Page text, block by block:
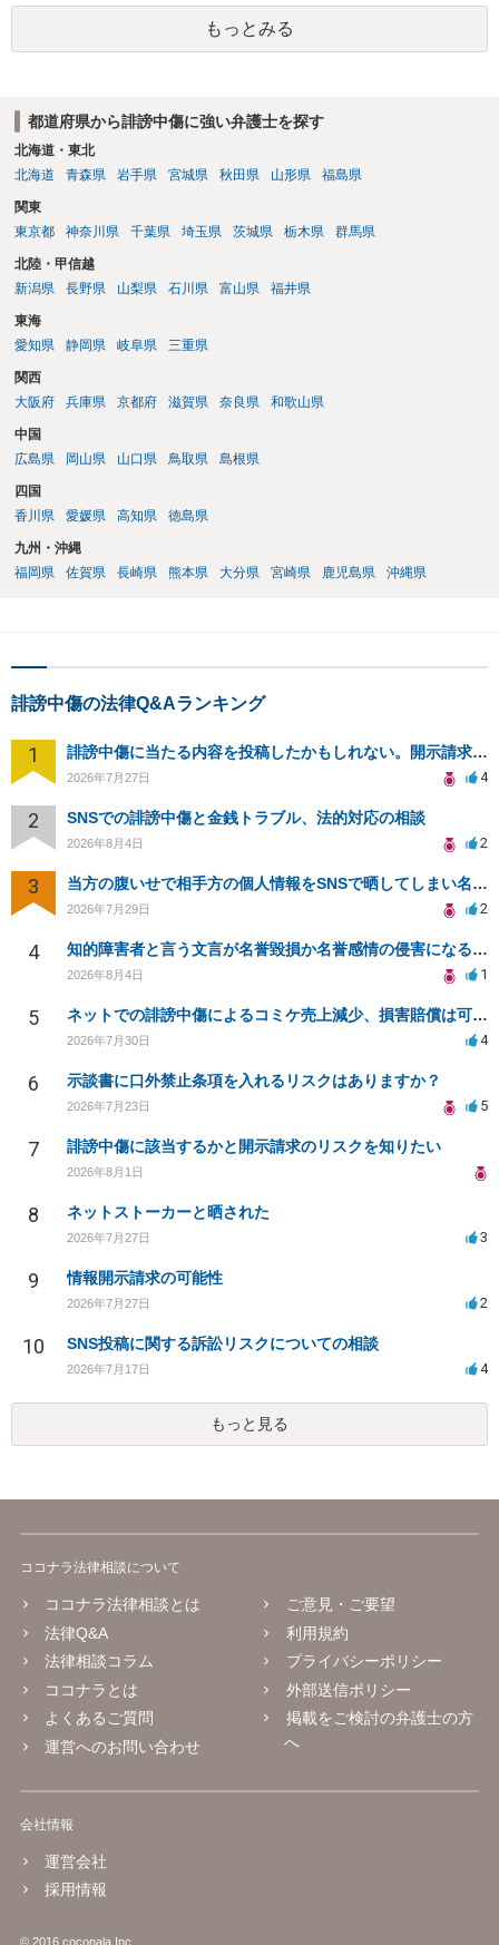
者のところに、意見照会がなされます。アカウント情報開示の場合
は、アカウントの登録メールに意見照会がなされます。 また、された
場合賠償金はいくらでしょうか。 →ケースバイケースであり、数万円
もっとみる
都道府県から誹謗中傷に強い弁護士を探す
北海道・東北
北海道
青森県 岩手県 宮城県 秋田県 山形県 福島県
関東
東京都
神奈川県 千葉県 埼玉県 茨城県 栃木県 群馬県
北陸・甲信越
新潟県
長野県 山梨県 石川県 富山県 福井県
東海
愛知県
静岡県 岐阜県 三重県
関西
大阪府
兵庫県 京都府 滋賀県 奈良県 和歌山県
中国
広島県
岡山県 山口県 鳥取県 島根県
四国
香川県
愛媛県 高知県 徳島県
九州・沖縄
福岡県
佐賀県 長崎県 熊本県 大分県 宮崎県 鹿児島県 沖縄県
誹謗中傷の法律Q&Aランキング
1 誹謗中傷に当たる内容を投稿したかもしれない。開示請求や民事刑事裁判に発展しうるのか教えて欲しい。
2026年7月27日 4
2 SNSでの誹謗中傷と金銭トラブル、法的対応の相談
2026年8月4日 2
3 当方の腹いせで相手方の個人情報をSNSで晒してしまい名誉毀損させてしまったかもしれない
2026年7月29日 2
4 知的障害者と言う文言が名誉毀損か名誉感情の侵害になるか教えてほしい。
2026年8月4日 1
5 ネットでの誹謗中傷によるコミケ売上減少、損害賠償は可能か？
2026年7月30日 4
6 示談書に口外禁止条項を入れるリスクはありますか？
2026年7月23日 5
7 誹謗中傷に該当するかと開示請求のリスクを知りたい
2026年8月1日
8 ネットストーカーと晒された
2026年7月27日 3
9 情報開示請求の可能性
2026年7月27日 2
10 SNS投稿に関する訴訟リスクについての相談
2026年7月17日 4
もっと見る
ココナラ法律相談について
ココナラ法律相談とは
法律Q&A
法律相談コラム
ココナラとは
よくあるご質問
運営へのお問い合わせ
ご意見・ご要望
利用規約
プライバシーポリシー
外部送信ポリシー
掲載をご検討の弁護士の方
へ
会社情報
運営会社
採用情報
© 2016 coconala Inc.